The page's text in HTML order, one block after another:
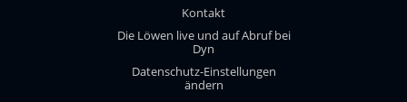
Kontakt
Die Löwen live und auf Abruf bei
Dyn
Datenschutz-Einstellungen
ändern